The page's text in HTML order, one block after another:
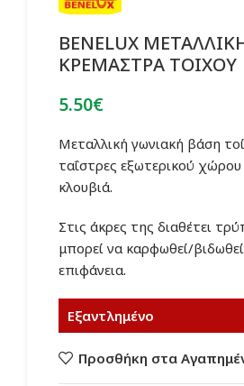
BENELUX
ΚΡΕΜΑΣΤΡΑ ΤΟΙΧΟΥ
5.50€
Μεταλλική γωνιακή βάση
ταΐστρες εξωτερικού χώρου
κλουβιά.
Στις άκρες της διαθέτει
μπορεί να καρφωθεί/
επιφάνεια.
Εξαντλημένο
Προσθήκη στα